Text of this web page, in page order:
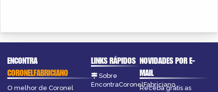
ENCONTRA
CORONELFABRICIANO
O melhor de Coronel
LINKS RÁPIDOS
Sobre
EncontraCoronelFabriciano
NOVIDADES POR E-
MAIL
Receba grátis as